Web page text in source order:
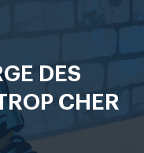
DES
CHER